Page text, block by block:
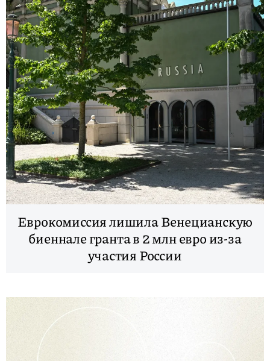
Еврокомиссия лишила Венецианскую
биеннале гранта в 2 млн евро из-за
участия России